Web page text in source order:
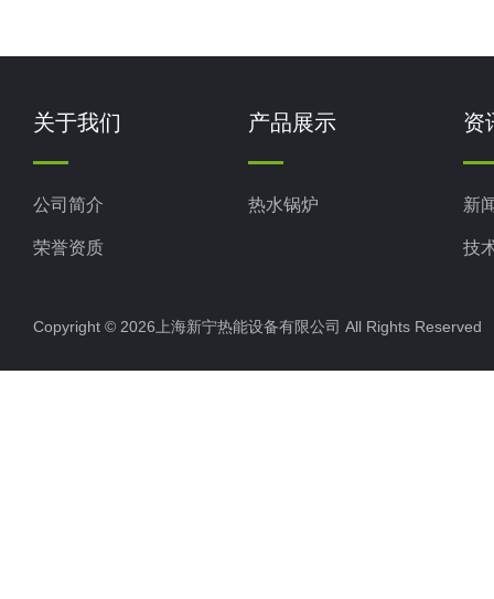
关于我们
公司简介
荣誉资质
产品展示
热水锅炉
资
新
技
Copyright © 2026上海新宁热能设备有限公司 All Rights